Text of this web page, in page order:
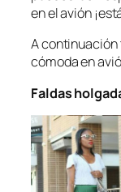
en el avión
A
cómoda en
Faldas